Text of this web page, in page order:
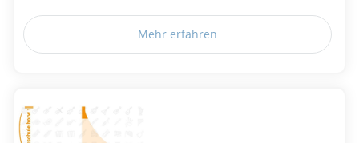
Mehr erfahren